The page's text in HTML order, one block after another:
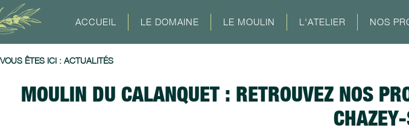
ACCUEIL LE DOMAINE LE MOULIN L'ATELIER NOS
VOUS ÊTES ICI : ACTUALITÉS
MOULIN DU CALANQUET : RETROUVEZ NOS